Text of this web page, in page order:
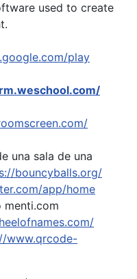
used to create
play
una sala de una
bouncyballs.org/
app/home
menti.com
www.qrcode-